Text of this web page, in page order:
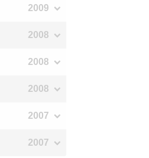
2009
2008
2008
2008
2007
2007